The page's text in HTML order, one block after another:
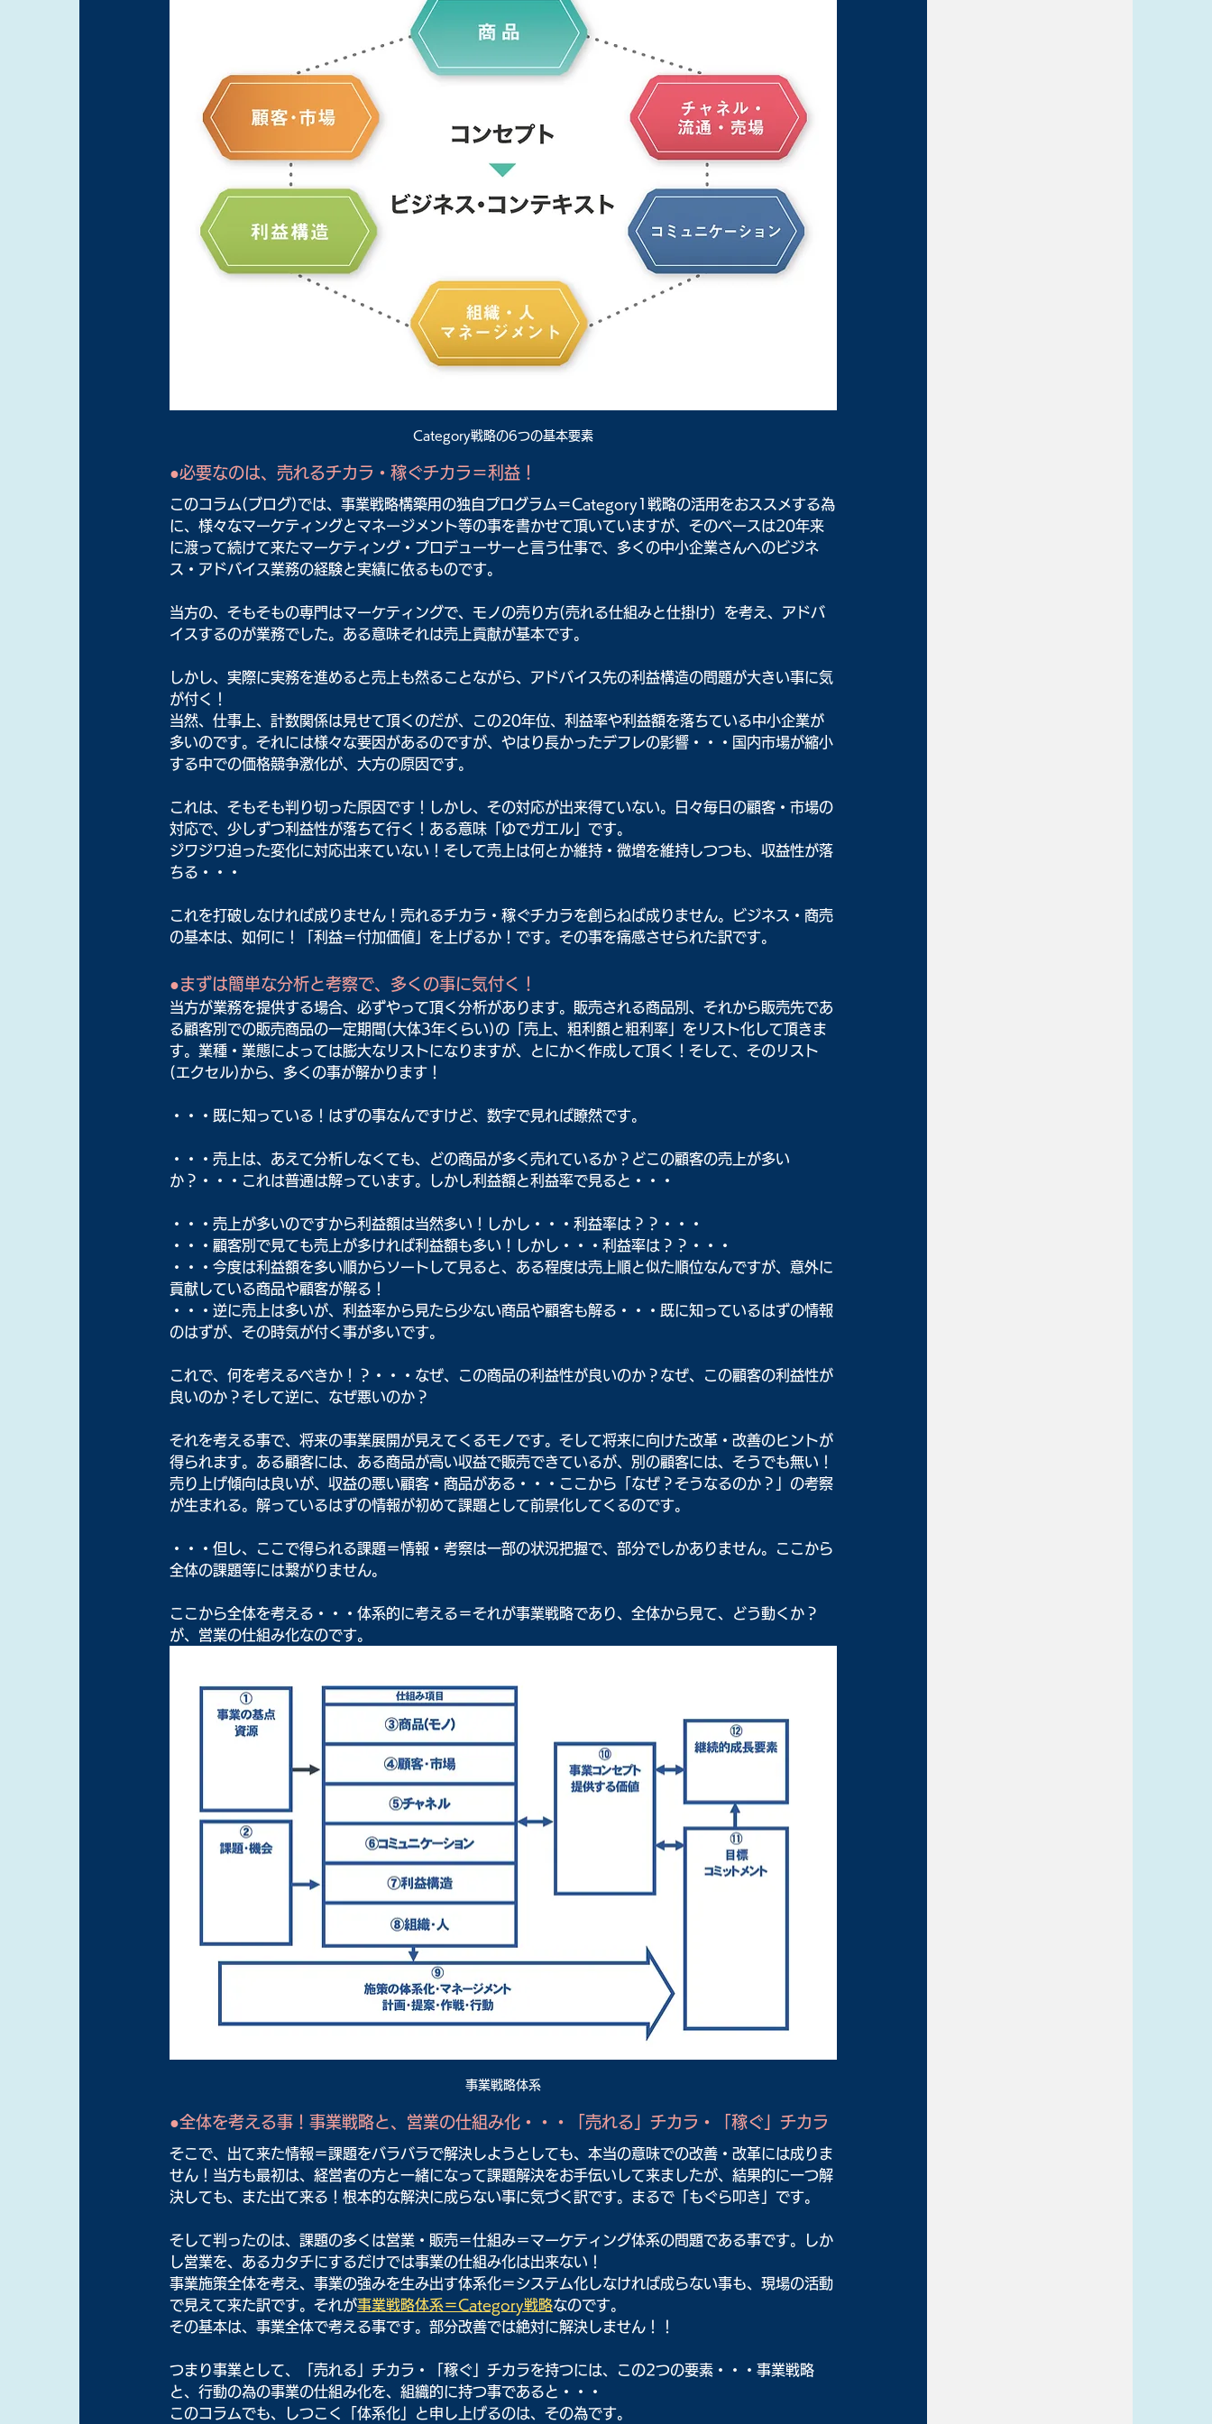
Category戦略の6つの基本要素
●必要なのは、売れるチカラ・稼ぐチカラ＝利益！
このコラム(ブログ)では、事業戦略構築用の独自プログラム＝Category1戦略の活用をおススメする為
に、様々なマーケティングとマネージメント等の事を書かせて頂いていますが、そのベースは20年来
に渡って続けて来たマーケティング・プロデューサーと言う仕事で、多くの中小企業さんへのビジネ
ス・アドバイス業務の経験と実績に依るものです。
当方の、そもそもの専門はマーケティングで、モノの売り方(売れる仕組みと仕掛け）を考え、アドバ
イスするのが業務でした。ある意味それは売上貢献が基本です。
しかし、実際に実務を進めると売上も然ることながら、アドバイス先の利益構造の問題が大きい事に気
が付く！
当然、仕事上、計数関係は見せて頂くのだが、この20年位、利益率や利益額を落ちている中小企業が
多いのです。それには様々な要因があるのですが、やはり長かったデフレの影響・・・国内市場が縮小
する中での価格競争激化が、大方の原因です。
これは、そもそも判り切った原因です！しかし、その対応が出来得ていない。日々毎日の顧客・市場の
対応で、少しずつ利益性が落ちて行く！ある意味「ゆでガエル」です。
ジワジワ迫った変化に対応出来ていない！そして売上は何とか維持・微増を維持しつつも、収益性が落
ちる・・・
これを打破しなければ成りません！売れるチカラ・稼ぐチカラを創らねば成りません。ビジネス・商売
の基本は、如何に！「利益＝付加価値」を上げるか！です。その事を痛感させられた訳です。
●まずは簡単な分析と考察で、多くの事に気付く！
当方が業務を提供する場合、必ずやって頂く分析があります。販売される商品別、それから販売先であ
る顧客別での販売商品の一定期間(大体3年くらい)の「売上、粗利額と粗利率」をリスト化して頂きま
す。業種・業態によっては膨大なリストになりますが、とにかく作成して頂く！そして、そのリスト
(エクセル)から、多くの事が解かります！
・・・既に知っている！はずの事なんですけど、数字で見れば瞭然です。
・・・売上は、あえて分析しなくても、どの商品が多く売れているか？どこの顧客の売上が多い
か？・・・これは普通は解っています。しかし利益額と利益率で見ると・・・
・・・売上が多いのですから利益額は当然多い！しかし・・・利益率は？？・・・
・・・顧客別で見ても売上が多ければ利益額も多い！しかし・・・利益率は？？・・・
・・・今度は利益額を多い順からソートして見ると、ある程度は売上順と似た順位なんですが、意外に
貢献している商品や顧客が解る！
・・・逆に売上は多いが、利益率から見たら少ない商品や顧客も解る・・・既に知っているはずの情報
のはずが、その時気が付く事が多いです。
これで、何を考えるべきか！？・・・なぜ、この商品の利益性が良いのか？なぜ、この顧客の利益性が
良いのか？そして逆に、なぜ悪いのか？
それを考える事で、将来の事業展開が見えてくるモノです。そして将来に向けた改革・改善のヒントが
得られます。ある顧客には、ある商品が高い収益で販売できているが、別の顧客には、そうでも無い！
売り上げ傾向は良いが、収益の悪い顧客・商品がある・・・ここから「なぜ？そうなるのか？」の考察
が生まれる。解っているはずの情報が初めて課題として前景化してくるのです。
・・・但し、ここで得られる課題＝情報・考察は一部の状況把握で、部分でしかありません。ここから
全体の課題等には繋がりません。
ここから全体を考える・・・体系的に考える＝それが事業戦略であり、全体から見て、どう動くか？
が、営業の仕組み化なのです。
事業戦略体系
●全体を考える事！事業戦略と、営業の仕組み化・・・「売れる」チカラ・「稼ぐ」チカラ
そこで、出て来た情報＝課題をバラバラで解決しようとしても、本当の意味での改善・改革には成りま
せん！当方も最初は、経営者の方と一緒になって課題解決をお手伝いして来ましたが、結果的に一つ解
決しても、また出て来る！根本的な解決に成らない事に気づく訳です。まるで「もぐら叩き」です。
そして判ったのは、課題の多くは営業・販売＝仕組み＝マーケティング体系の問題である事です。しか
し営業を、あるカタチにするだけでは事業の仕組み化は出来ない！
事業施策全体を考え、事業の強みを生み出す体系化＝システム化しなければ成らない事も、現場の活動
で見えて来た訳です。それが事業戦略体系＝Category戦略なのです。
その基本は、事業全体で考える事です。部分改善では絶対に解決しません！！
つまり事業として、「売れる」チカラ・「稼ぐ」チカラを持つには、この2つの要素・・・事業戦略
と、行動の為の事業の仕組み化を、組織的に持つ事であると・・・
このコラムでも、しつこく「体系化」と申し上げるのは、その為です。